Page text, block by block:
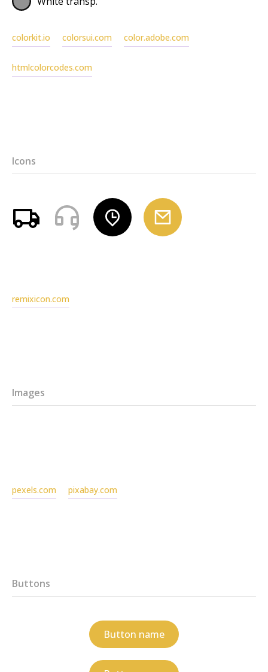
colorkit.io colorsui.com color.adobe.com
htmlcolorcodes.com
Icons
remixicon.com
Images
pexels.com pixabay.com
Buttons
Button name